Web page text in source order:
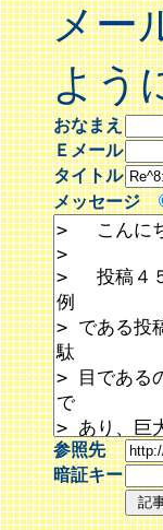
メー
よう
おなまえ
Ｅメール
タイトル
メッセージ
参照先
暗証キー